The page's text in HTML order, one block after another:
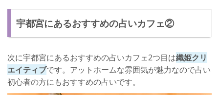
宇都宮にあるおすすめの占いカフェ②
次に宇都宮にあるおすすめの占いカフェ2つ目は織姫クリ
エイティブです。アットホームな雰囲気が魅力なので占い
初心者の方にもおすすめの占いです。